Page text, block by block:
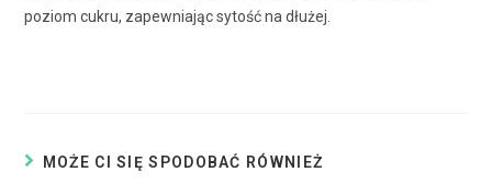
poziom cukru, zapewniając sytość na dłużej.
MOŻE CI SIĘ SPODOBAĆ RÓWNIEŻ